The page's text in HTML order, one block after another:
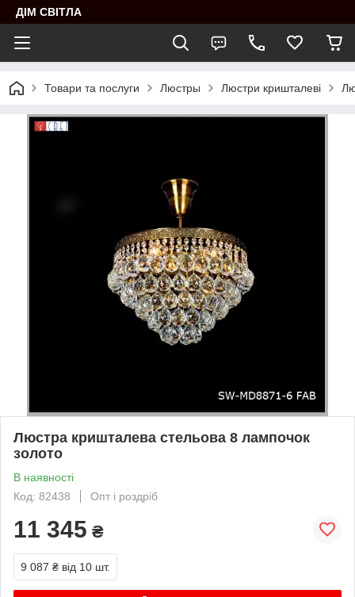
ДІМ СВІТЛА
Товари та послуги Люстры Люстри кришталеві
Люстра кришталева стельова 8 лампочок
золото
В наявності
Код: 82438
Опт і роздріб
11 345 ₴
9 087 ₴ від 10 шт.